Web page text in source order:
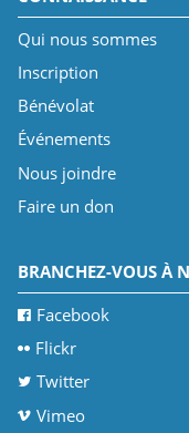
Qui nous sommes
Inscription
Bénévolat
Événements
Nous joindre
Faire un don
BRANCHEZ-VOUS À
Facebook
Flickr
Twitter
Vimeo